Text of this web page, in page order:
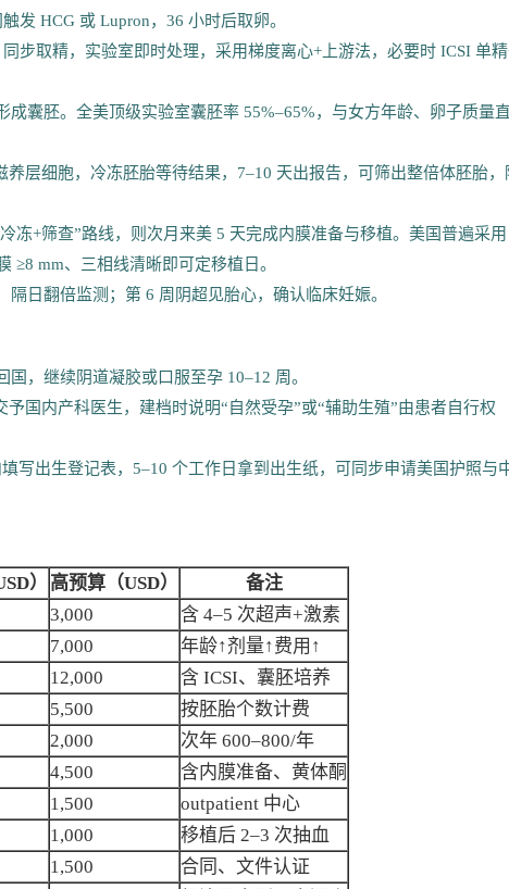
发 HCG 或 Lupron，36 小时后取卵。
步取精，实验室即时处理，采用梯度离心+上游法，必要时 ICSI 单
囊胚。全美顶级实验室囊胚率 55%–65%，与女方年龄、卵子质量
层细胞，冷冻胚胎等待结果，7–10 天出报告，可筛出整倍体胚胎，
冻+筛查”路线，则次月来美 5 天完成内膜准备与移植。美国普遍采用
≥8 mm、三相线清晰即可定移植日。
日翻倍监测；第 6 周阴超见胎心，确认临床妊娠。
，继续阴道凝胶或口服至孕 10–12 周。
国内产科医生，建档时说明“自然受孕”或“辅助生殖”由患者自行权
写出生登记表，5–10 个工作日拿到出生纸，可同步申请美国护照与
） 高预算（USD）
备注
3,000
含 4–5 次超声+激素
7,000
年龄↑剂量↑费用↑
12,000
含 ICSI、囊胚培养
5,500
按胚胎个数计费
2,000
次年 600–800/年
4,500
含内膜准备、黄体酮
1,500
outpatient 中心
1,000
移植后 2–3 次抽血
1,500
合同、文件认证